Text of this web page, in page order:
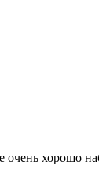
хорошо